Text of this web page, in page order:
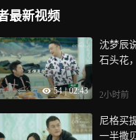
最新视频
54 | 02:43
沈梦辰
石头花
花
2小时前
尼格买
一半撒